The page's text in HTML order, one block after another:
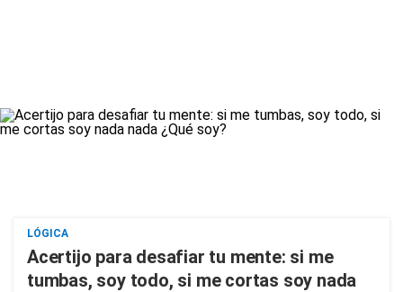
LÓGICA
Acertijo para desafiar tu mente: si me
tumbas, soy todo, si me cortas soy nada